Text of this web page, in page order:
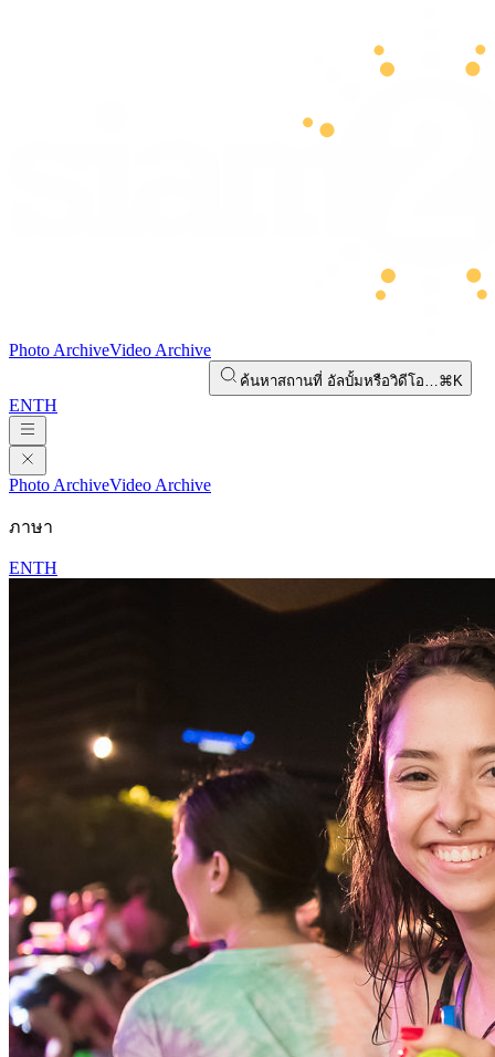
Photo ArchiveVideo Archive
ค้นหาสถานที่ อัลบั้มหรือวิดีโอ…⌘K
ENTH
Photo ArchiveVideo Archive
ภาษา
ENTH